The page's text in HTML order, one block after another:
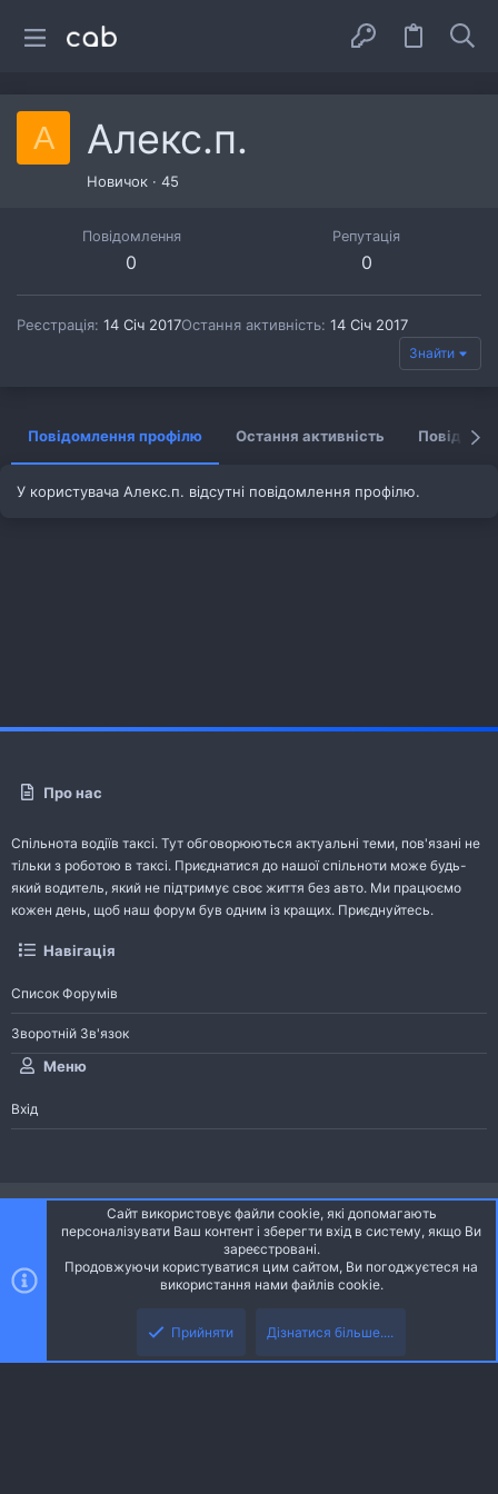
А Алекс.п.
Новичок · 45
Повідомлення
0
Репутація
0
Реєстрація 14 Січ 2017Остання активність 14 Січ 2017
Знайти
Повідомлення профілю Остання активність
У користувача Алекс.п. відсутні повідомлення профілю.
Про нас
Спільнота водіїв таксі. Тут обговорюються актуальні теми, пов'язані не
тільки з роботою в таксі. Приєднатися до нашої спільноти може будь-
який водитель, який не підтримує своє життя без авто. Ми працюємо
кожен день, щоб наш форум був одним із кращих. Приєднуйтесь.
Навігація
Список Форумів
Зворотній Зв'язок
Меню
Вхід
Ніч
Українська (UA)
S
Community platform by XenForo® © 2010-2026 XenForo Ltd.
Community platform by XenForo © 2010-2022 XenForo Ltd. | dev: Pages
Сайт використовує файли cookie, які допомагають
персоналізувати Ваш контент і зберегти вхід в систему, якщо Ви
зареєстровані.
Продовжуючи користуватися цим сайтом, Ви погоджуєтеся на
використання нами файлів cookie.
Прийняти Дізнатися більше....